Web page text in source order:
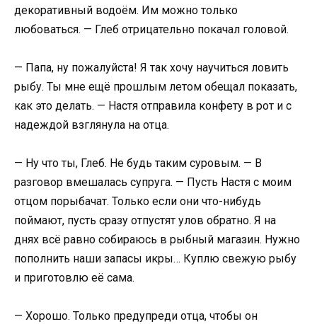
декоративный водоём. Им можно только
любоваться. — Глеб отрицательно покачал головой.
— Папа, ну пожалуйста! Я так хочу научиться ловить
рыбу. Ты мне ещё прошлым летом обещал показать,
как это делать. — Настя отправила конфету в рот и с
надеждой взглянула на отца.
— Ну что ты, Глеб. Не будь таким суровым. — В
разговор вмешалась супруга. — Пусть Настя с моим
отцом порыбачат. Только если они что-нибудь
поймают, пусть сразу отпустят улов обратно. Я на
днях всё равно собираюсь в рыбный магазин. Нужно
пополнить наши запасы икры… Куплю свежую рыбу
и приготовлю её сама.
— Хорошо. Только предупреди отца, чтобы он